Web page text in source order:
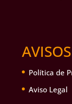
Política de
Aviso Legal